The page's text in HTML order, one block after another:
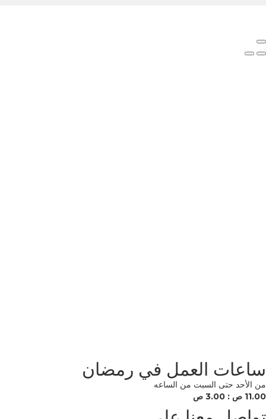
ساعات العمل في رمضان
من الأحد حتى السبت من الساعه
11.00 ص : 3.00 ص